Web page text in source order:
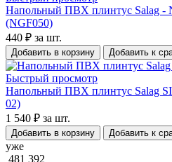
Напольный ПВХ плинтус Salag -
(NGF050)
440 ₽ за шт.
Добавить в корзину Добавить к
Быстрый просмотр
Напольный ПВХ плинтус Salag
02)
1 540 ₽ за шт.
Добавить в корзину Добавить к
уже
481 392